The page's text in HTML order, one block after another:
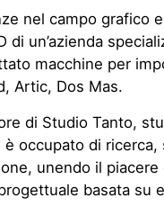
nel campo grafico
di un’azienda
macchine per
Artic, Dos Mas.
di Studio Tanto,
occupato di
unendo il
basata su